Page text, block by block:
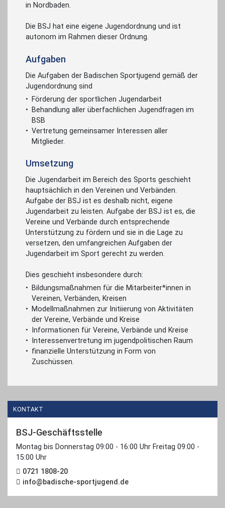
in Nordbaden.
Die BSJ hat eine eigene Jugendordnung und ist
autonom im Rahmen dieser Ordnung.
Aufgaben
Die Aufgaben der Badischen Sportjugend gemäß der
Jugendordnung sind
Förderung der sportlichen Jugendarbeit
Behandlung aller überfachlichen Jugendfragen im
BSB
Vertretung gemeinsamer Interessen aller
Mitglieder.
Umsetzung
Die Jugendarbeit im Bereich des Sports geschieht
hauptsächlich in den Vereinen und Verbänden.
Aufgabe der BSJ ist es deshalb nicht, eigene
Jugendarbeit zu leisten. Aufgabe der BSJ ist es, die
Vereine und Verbände durch entsprechende
Unterstützung zu fördern und sie in die Lage zu
versetzen, den umfangreichen Aufgaben der
Jugendarbeit im Sport gerecht zu werden.
Dies geschieht insbesondere durch:
Bildungsmaßnahmen für die Mitarbeiter*innen in
Vereinen, Verbänden, Kreisen
Modellmaßnahmen zur Initiierung von Aktivitäten
der Vereine, Verbände und Kreise
Informationen für Vereine, Verbände und Kreise
Interessenvertretung im jugendpolitischen Raum
finanzielle Unterstützung in Form von
Zuschüssen.
KONTAKT
BSJ-Geschäftsstelle
Montag bis Donnerstag 09:00 - 16:00 Uhr Freitag 09:00 -
15:00 Uhr
0721 1808-20
info@badische-sportjugend.de